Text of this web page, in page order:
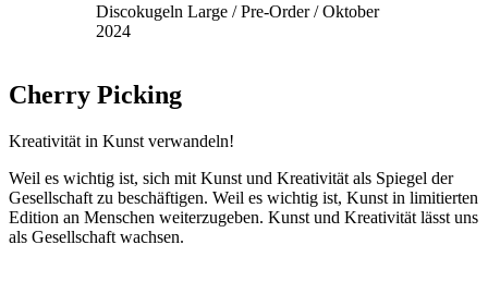
Discokugeln Large / Pre-Order / Oktober
2024
Cherry Picking
Kreativität in Kunst verwandeln!
Weil es wichtig ist, sich mit Kunst und Kreativität als Spiegel der
Gesellschaft zu beschäftigen. Weil es wichtig ist, Kunst in limitierten
Edition an Menschen weiterzugeben. Kunst und Kreativität lässt uns
als Gesellschaft wachsen.